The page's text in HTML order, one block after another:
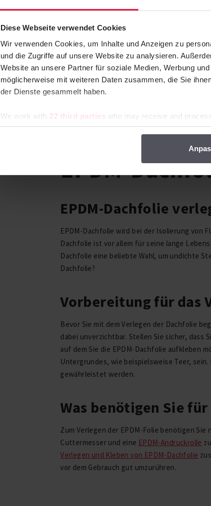
Diese Webseite verwendet Cookies
Wir verwenden Cookies, um Inhalte und Anzeigen zu
und die Zugriffe auf unsere Website zu analysieren.
Website an unsere Partner für soziale Medien, Werbung
möglicherweise mit weiteren Daten zusammen, die Sie
der Dienste gesammelt haben.
We work with 22 third parties who may receive and
EPDM-
EPDM-Dachfolie
EPDM-Dachfolie wird bei der Isolierung von
Dachfolie ist vor allem für seine lange
Dachfolie eine beliebte Wahl, um undichte
Dachfolie?
Vorbereitung für das
Bevor Sie mit dem Verlegen der Dachfolie
dabei unverzichtbar. Stellen Sie sicher, dass
auf dem Sie die EPDM-Dachfolie aufkleben
Untergrundes, wie beispielsweise Teer,
gewährleistet werden.
Was benötigen Sie
Zum Verlegen der EPDM-Folie benötigen Sie
Cuttermesser und eine EPDM-Andruckrolle
Verlegen und Kleben von EPDM-Dachfolie
vor dem Gebrauch gut umzurühren.